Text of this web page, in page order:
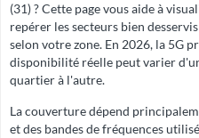
(31) ? Cette page vous aide à
repérer les secteurs bien
selon votre zone. En 2026, la 5G
disponibilité réelle peut varier
quartier à l'autre.
La couverture dépend
et des bandes de fréquences